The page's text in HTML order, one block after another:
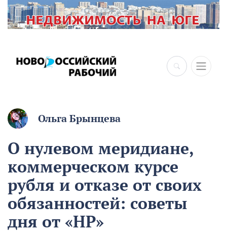
Ольга Брынцева
О нулевом меридиане,
коммерческом курсе
рубля и отказе от своих
обязанностей: советы
дня от «НР»